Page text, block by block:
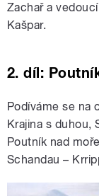
Zachař a
Kašpar.
2. díl:
Podíváme se na
Krajina s duhou,
Poutník nad
Schandau –